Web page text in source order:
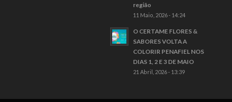
região
11 Maio, 2026 - 14:24
O CERTAME FLORES &
SABORES VOLTA A
COLORIR PENAFIEL NOS
DIAS 1, 2 E 3 DE MAIO
21 Abril, 2026 - 13:39